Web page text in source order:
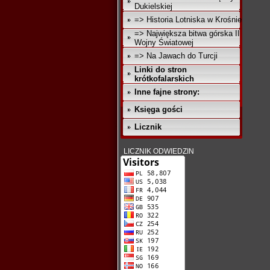
Dukielskiej
=> Historia Lotniska w Krośnie
=> Największa bitwa górska II
Wojny Światowej
=> Na Jawach do Turcji
Linki do stron
krótkofalarskich
Inne fajne strony:
Księga gości
Licznik
LICZNIK ODWIEDZIN